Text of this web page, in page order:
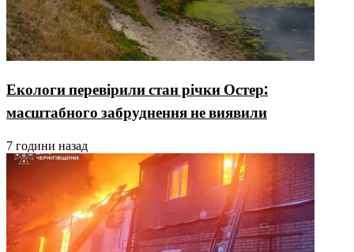
Екологи перевірили стан річки Остер:
масштабного забруднення не виявили
7 години назад